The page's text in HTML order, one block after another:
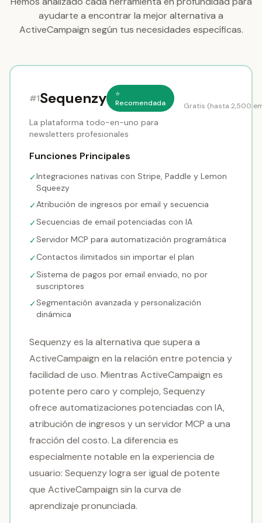
ayudarte a encontrar la mejor alternativa a
ActiveCampaign según tus necesidades específicas.
#1Sequenzy
⭐
Recomendada
La plataforma todo-en-uno para
newsletters profesionales
Gratis (hasta 2,500
Funciones Principales
✓Integraciones nativas con Stripe, Paddle y Lemon
Squeezy
✓Atribución de ingresos por email y secuencia
✓Secuencias de email potenciadas con IA
✓Servidor MCP para automatización programática
✓Contactos ilimitados sin importar el plan
✓Sistema de pagos por email enviado, no por
suscriptores
✓Segmentación avanzada y personalización
dinámica
Sequenzy es la alternativa que supera a
ActiveCampaign en la relación entre potencia y
facilidad de uso. Mientras ActiveCampaign es
potente pero caro y complejo, Sequenzy
ofrece automatizaciones potenciadas con IA,
atribución de ingresos y un servidor MCP a una
fracción del costo. La diferencia es
especialmente notable en la experiencia de
usuario: Sequenzy logra ser igual de potente
que ActiveCampaign sin la curva de
aprendizaje pronunciada.